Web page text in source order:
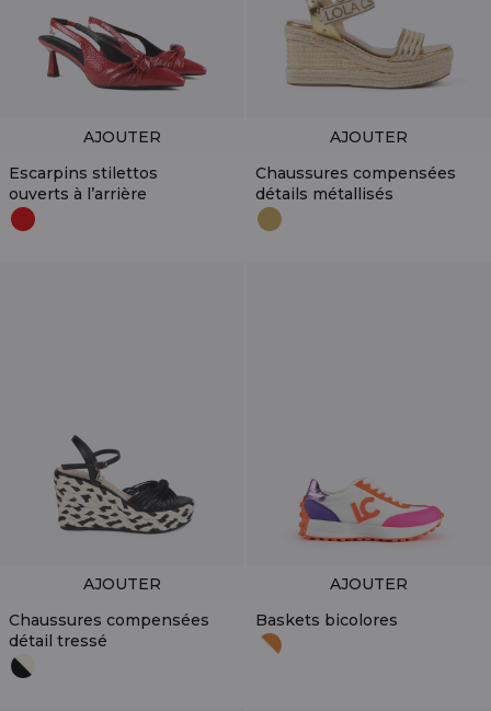
Escarpins stilettos
ouverts à l’arrière
AJOUTER
Chaussures compensées
détails métallisés
AJOUTER
Chaussures compensées
détail tressé
AJOUTER
Baskets bicolores
AJOUTER